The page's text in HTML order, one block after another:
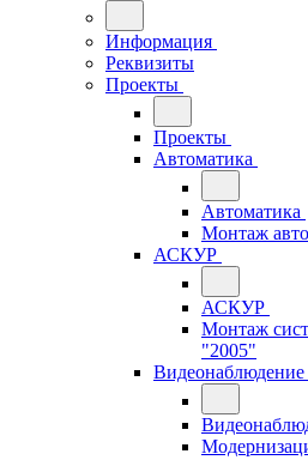
Информация
Реквизиты
Проекты
Проекты
Автоматика
Автоматика
Монтаж
АСКУР
АСКУР
Монтаж
"2005"
Видеонаблюдение